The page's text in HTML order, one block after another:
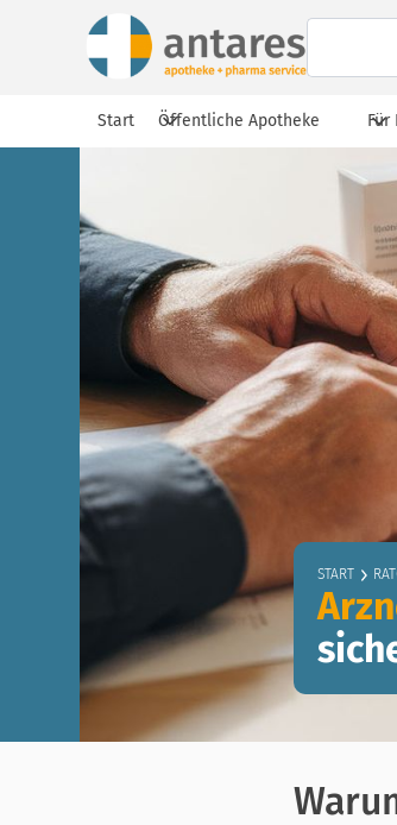
Start Öffentliche Apotheke Für
START